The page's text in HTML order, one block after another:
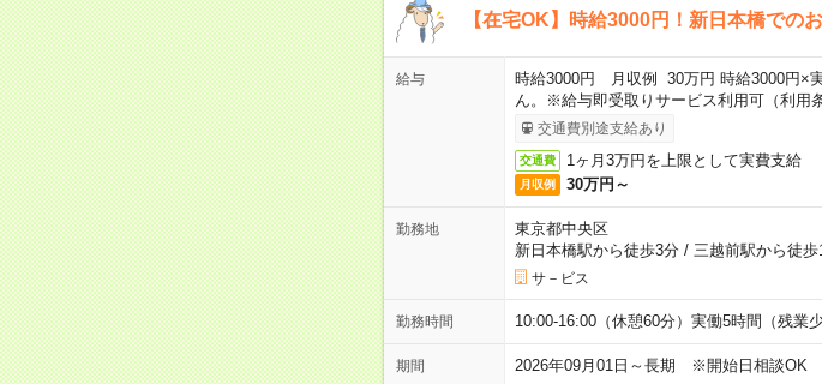
【在宅OK】時給3000円！新日本橋での
給与
時給3000円 月収例 30万円 時給3000円×
ん。※給与即受取りサービス利用可（利用条
交通費別途支給あり
交通費 1ヶ月3万円を上限として実費支給
月収例 30万円～
勤務地
東京都中央区
新日本橋駅から徒歩3分/ 三越前駅から徒歩
サ－ビス
勤務時間 10:00-16:00（休憩60分）実働5時間（残業少
期間 2026年09月01日～長期 ※開始日相談OK